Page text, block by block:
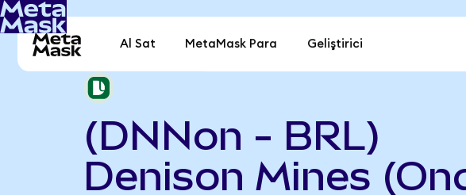
Al Sat MetaMask Para Geliştirici
(DNNon - BRL)
Denison Mines